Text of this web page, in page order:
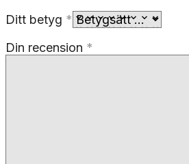
Ditt betyg *
Din recension *